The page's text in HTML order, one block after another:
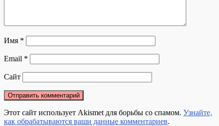
Имя *
Email *
Сайт
Этот сайт использует Akismet для борьбы со спамом. Узнайте,
как обрабатываются ваши данные комментариев.